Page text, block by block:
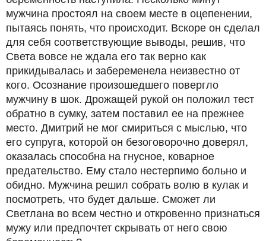
мужчина простоял на своем месте в оцепенении,
пытаясь понять, что происходит. Вскоре он сделал
для себя соответствующие выводы, решив, что
Света вовсе не ждала его так верно как
прикидывалась и забеременела неизвестно от
кого. Осознание произошедшего повергло
мужчину в шок. Дрожащей рукой он положил тест
обратно в сумку, затем поставил ее на прежнее
место. Дмитрий не мог смириться с мыслью, что
его супруга, которой он безоговорочно доверял,
оказалась способна на гнусное, коварное
предательство. Ему стало нестерпимо больно и
обидно. Мужчина решил собрать волю в кулак и
посмотреть, что будет дальше. Сможет ли
Светлана во всем честно и откровенно признаться
мужу или предпочтет скрывать от него свою